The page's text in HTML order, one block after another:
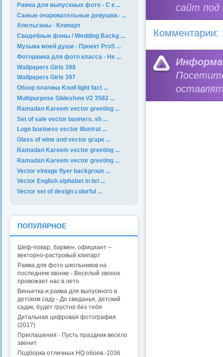
сайт под
Комментарии:
Рамка для выпускных фото - С к ...
Самые очаровательные девушки.- ...
Апельсины - Клипарт
Свадебные фоны / Wedding Backg ...
Музыка моей души - Проект ProS ...
Фоторамка для фото класса - Не ...
Wallpapers Girls 398
Wallpapers Girls 397
Обзор плагина Knoll light fact ...
Multipurpose Slideshow V2 3582 ...
Ramadan Kareem vector greeting ...
Set of sale vector banners, sh ...
Logo business vector illustrat ...
Glass of wine and vector grape ...
Ramadan Kareem vector greeting ...
Ramadan Kareem vector greeting ...
Vector vintage flyer backgroun ...
Vector English alphabet in bri ...
Vector set of design colorful ...
ПОПУЛЯРНОЕ
Шеф-повар, бармен, официант –
векторно-растровый клипарт
Рамка для фото школьников на
последнем звонке - Веселый звонок
провожает нас в лето
Виньетка и рамка для выпускного в
детском саду - До свиданья, детский
садик, будет грустно без тебя
Детальная цифровая фотография
(2017)
Приглашения - Пусть праздник весело
звенит
Подборка отличных HQ обоев.-1036